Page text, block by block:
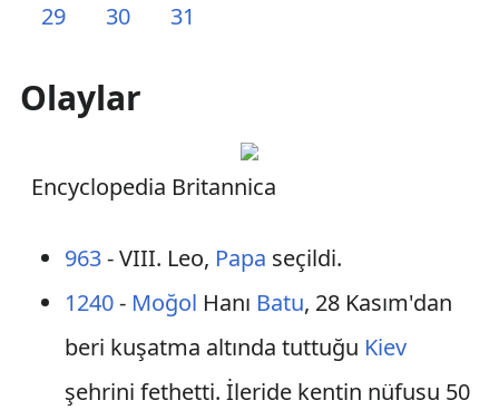
29
30 31
Olaylar
Encyclopedia Britannica
963- VIII. Leo, Papa seçildi.
1240- Moğol Hanı Batu, 28 Kasım'dan
beri kuşatma altında tuttuğu Kiev
şehrini fethetti. İleride kentin nüfusu 50